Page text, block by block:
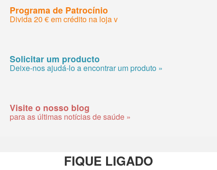
Programa de Patrocínio
Divida 20 € em crédito na loja v
Solicitar um producto
Deixe-nos ajudá-lo a encontrar um produto »
Visite o nosso blog
para as últimas notícias de saúde »
FIQUE LIGADO